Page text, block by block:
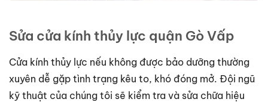
Sửa cửa kính thủy lực quận Gò Vấp
Cửa kính thủy lực nếu không được bảo dưỡng thường
xuyên dễ gặp tình trạng kêu to, khó đóng mở. Đội ngũ
kỹ thuật của chúng tôi sẽ kiểm tra và sửa chữa hiệu